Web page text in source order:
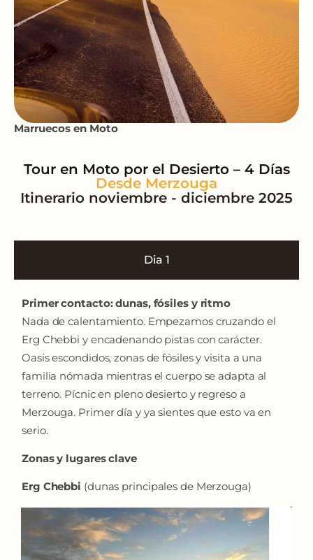
Marruecos en Moto
Tour en Moto por el Desierto – 4 Días
Itinerario noviembre - diciembre 2025
Dia 1
Primer contacto: dunas, fósiles y ritmo
Nada de calentamiento. Empezamos cruzando el
Erg Chebbi y encadenando pistas con carácter.
Oasis escondidos, zonas de fósiles y visita a una
familia nómada mientras el cuerpo se adapta al
terreno. Pícnic en pleno desierto y regreso a
Merzouga. Primer día y ya sientes que esto va en
serio.
Zonas y lugares clave
Erg Chebbi (dunas principales de Merzouga)